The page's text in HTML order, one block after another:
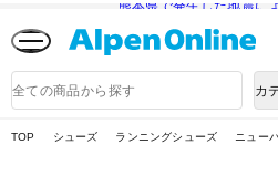
熊本県で発生した地震に
品
検
カ
TOP シューズ ランニングシューズ ニュー